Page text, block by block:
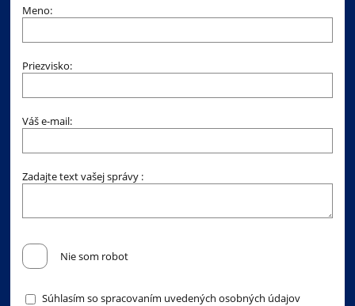
Meno:
Priezvisko:
Váš e-mail:
Zadajte text vašej správy :
Nie som robot
Súhlasím so spracovaním uvedených osobných údajov